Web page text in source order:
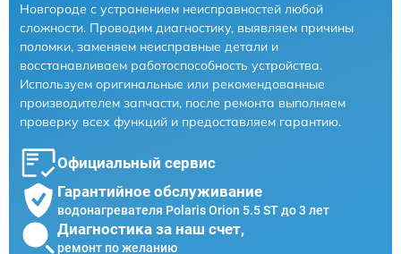
Новгороде с устранением неисправностей любой
сложности. Проводим диагностику, выявляем причины
поломки, заменяем неисправные детали и
восстанавливаем работоспособность устройства.
Используем оригинальные или рекомендованные
производителем запчасти, после ремонта выполняем
проверку всех функций и предоставляем гарантию.
Официальный сервис
Гарантийное обслуживание
водонагревателя Polaris Orion 5.5 ST до 3 лет
Диагностика за наш счет,
ремонт по желанию